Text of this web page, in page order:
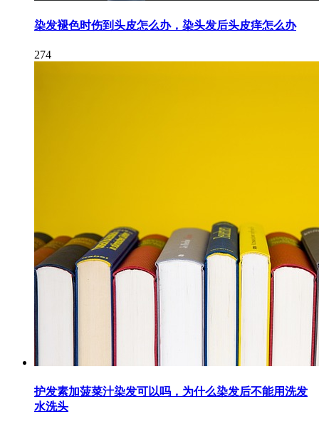
染发褪色时伤到头皮怎么办，染头发后头皮痒怎么办
274
护发素加菠菜汁染发可以吗，为什么染发后不能用洗发
水洗头